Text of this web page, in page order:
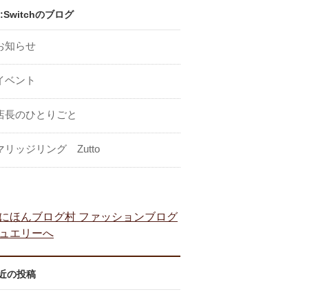
のブログ
知らせ
ベント
長のひとりごと
リッジリング Zutto
の投稿